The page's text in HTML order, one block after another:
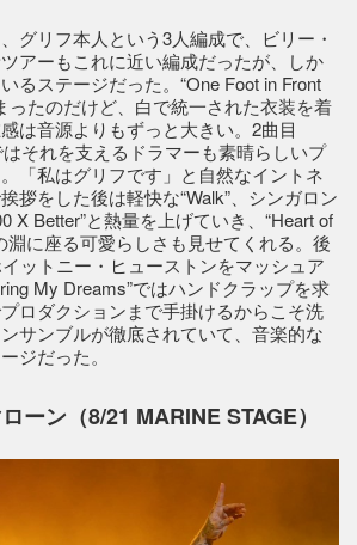
グリフ本人という3人編成で、ビリー・
アーもこれに近い編成だったが、しか
るステージだった。“One Foot in Front
ったのだけど、白で統一された衣装を着
は音源よりもずっと大きい。2曲目
はそれを支えるドラマーも素晴らしいプ
「私はグリフです」と自然なイントネ
拶をした後は軽快な“Walk”、シンガロン
X Better”と熱量を上げていき、“Heart of
淵に座る可愛らしさも見せてくれる。後
イットニー・ヒューストンをマッシュア
My Dreams”ではハンドクラップを求
ロダクションまで手掛けるからこそ洗
サンブルが徹底されていて、音楽的な
ジだった。
ーン（8/21 MARINE STAGE）